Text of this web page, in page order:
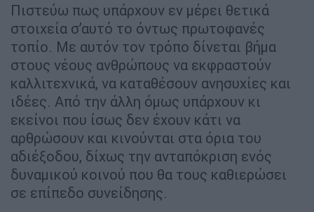
Πιστεύω πως υπάρχουν εν μέρει θετικά
στοιχεία σ’αυτό το όντως πρωτοφανές
τοπίο. Με αυτόν τον τρόπο δίνεται βήμα
στους νέους ανθρώπους να εκφραστούν
καλλιτεχνικά, να καταθέσουν ανησυχίες και
ιδέες. Από την άλλη όμως υπάρχουν κι
εκείνοι που ίσως δεν έχουν κάτι να
αρθρώσουν και κινούνται στα όρια του
αδιέξοδου, δίχως την ανταπόκριση ενός
δυναμικού κοινού που θα τους καθιερώσει
σε επίπεδο συνείδησης.